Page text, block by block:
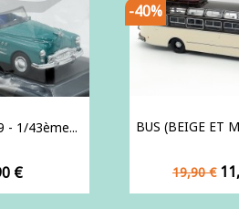
- 1/43ème...
€
BUS (BEIGE ET
Prix
de
19,90 €
-40%